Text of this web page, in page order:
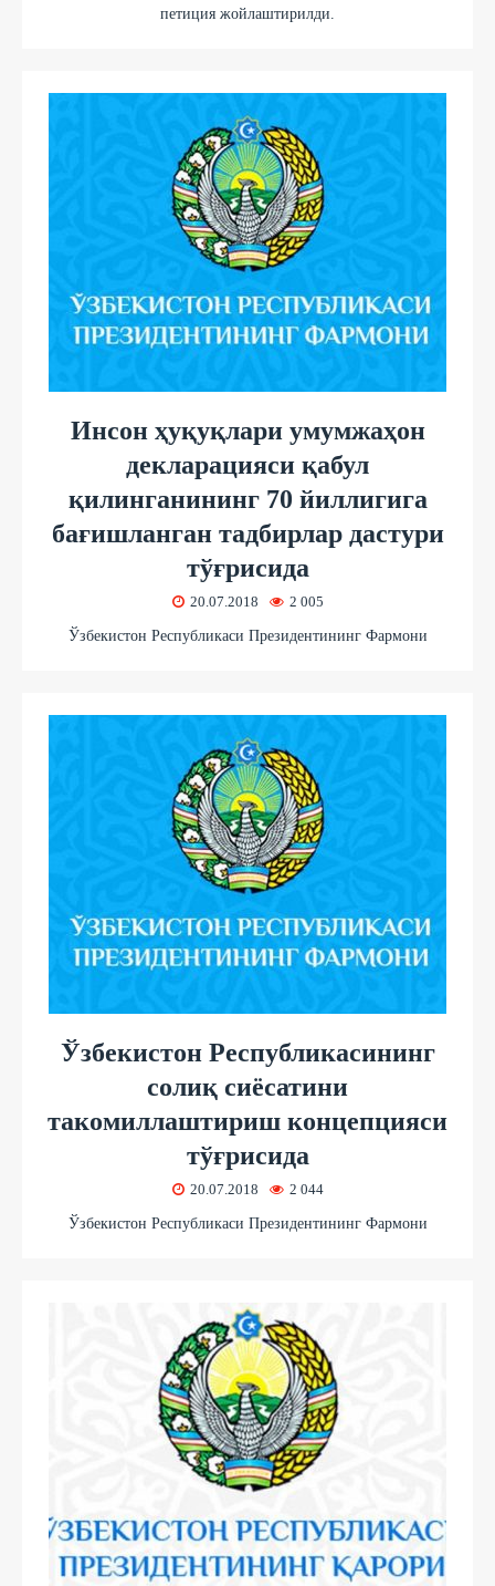
петиция жойлаштирилди.
Инсон ҳуқуқлари умумжаҳон
декларацияси қабул
қилинганининг 70 йиллигига
бағишланган тадбирлар дастури
тўғрисида
20.07.2018 2 005
Ўзбекистон Республикаси Президентининг Фармони
Ўзбекистон Республикасининг
солиқ сиёсатини
такомиллаштириш концепцияси
тўғрисида
20.07.2018 2 044
Ўзбекистон Республикаси Президентининг Фармони